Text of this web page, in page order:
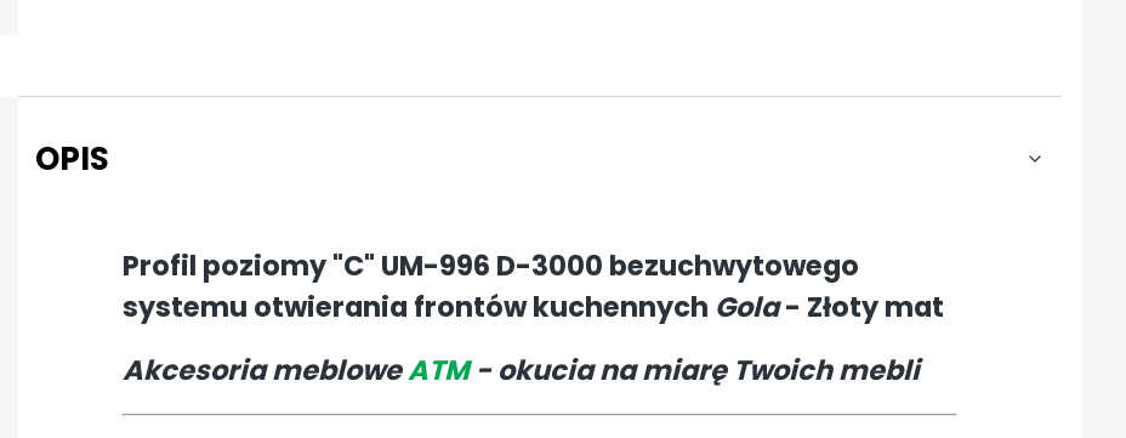
OPIS
Profil poziomy "C" UM-996 D-3000 bezuchwytowego
systemu otwierania frontów kuchennych Gola- Złoty mat
Akcesoria mebloweATM- okucia na miarę Twoich mebli